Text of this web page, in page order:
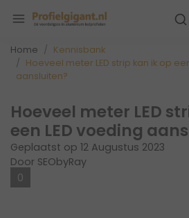
Home
Kennisbank
Hoeveel meter LED strip kan ik op
aansluiten?
Hoeveel meter LED
een LED voeding
Geplaatst op 12 Augustus 2023
Door SEObyRay
0